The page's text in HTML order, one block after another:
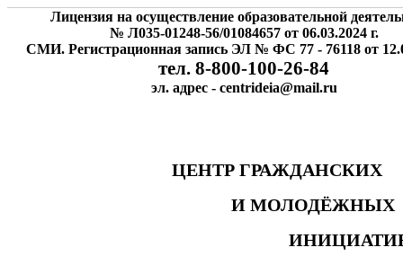
Лицензия на осуществление образовательной
№ Л035-01248-56/01084657 от 06.03.2024 г.
СМИ. Регистрационная запись ЭЛ № ФС 77 - 76118 от
тел. 8-800-100-26-84
эл. адрес - centrideia@mail.ru
ЦЕНТР
И